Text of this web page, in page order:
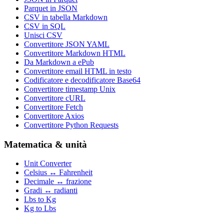
Parquet in JSON
CSV in tabella Markdown
CSV in SQL
Unisci CSV
Convertitore JSON YAML
Convertitore Markdown HTML
Da Markdown a ePub
Convertitore email HTML in testo
Codificatore e decodificatore Base64
Convertitore timestamp Unix
Convertitore cURL
Convertitore Fetch
Convertitore Axios
Convertitore Python Requests
Matematica & unità
Unit Converter
Celsius ↔ Fahrenheit
Decimale ↔ frazione
Gradi ↔ radianti
Lbs to Kg
Kg to Lbs